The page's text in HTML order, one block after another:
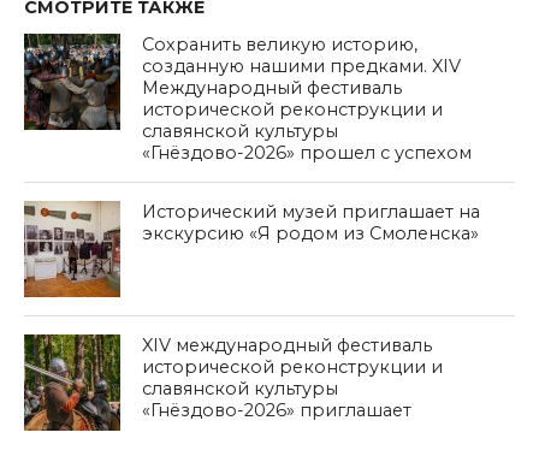
СМОТРИТЕ ТАКЖЕ
Сохранить великую историю,
созданную нашими предками. XIV
Международный фестиваль
исторической реконструкции и
славянской культуры
«Гнёздово-2026» прошел с успехом
Исторический музей приглашает на
экскурсию «Я родом из Смоленска»
XIV международный фестиваль
исторической реконструкции и
славянской культуры
«Гнёздово-2026» приглашает